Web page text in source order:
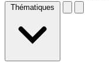
Thématiques